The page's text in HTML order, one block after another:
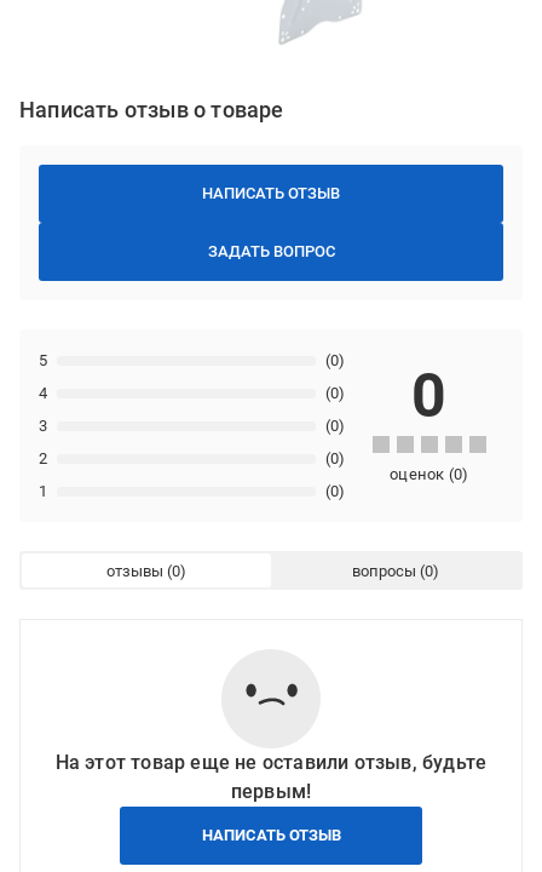
Написать отзыв о товаре
НАПИСАТЬ ОТЗЫВ
ЗАДАТЬ ВОПРОС
1 (0)
2 (0)
3 (0)
4 (0)
5 (0)
0
оценок (0)
отзывы вопросы
На этот товар еще не оставили отзыв, будьте
первым!
НАПИСАТЬ ОТЗЫВ